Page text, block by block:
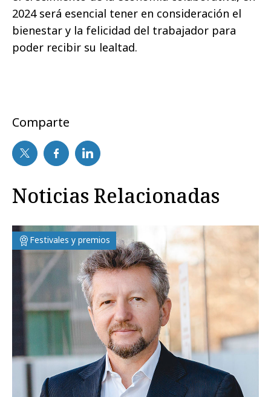
2024 será esencial tener en consideración el
bienestar y la felicidad del trabajador para
poder recibir su lealtad.
Comparte
Noticias Relacionadas
Festivales y premios